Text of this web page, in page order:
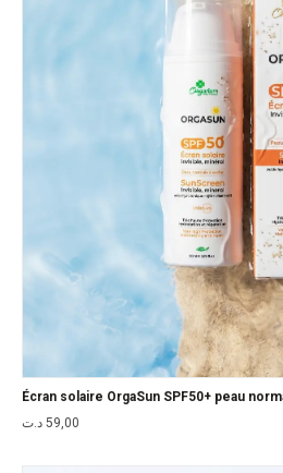
Écran solaire OrgaSun SPF50+ peau
59,00 د.ت